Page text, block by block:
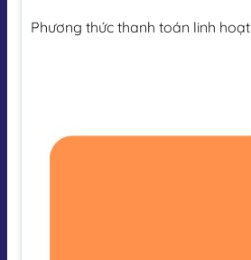
Phương thức thanh toán linh hoạt